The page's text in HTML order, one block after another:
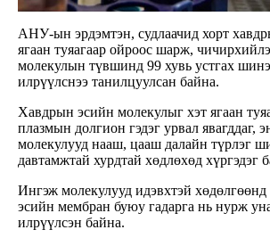
АНУ-ын эрдэмтэн, судлаачид хорт
ягаан туяагаар ойроос шарж,
молекулын түвшинд 99 хувь устгах
илрүүлснээ танилцуулсан байна.
Хавдрын эсийн молекулыг хэт ягаан
плазмын долгион гэдэг урвал явагддаг,
молекулууд нааш, цааш далайн түрлэг
давтамжтай хурдтай хөдлөхөд хүргэдэг
Ингэж молекулууд идэвхтэй
эсийн мембран буюу гадарга нь нурж
илрүүлсэн байна.